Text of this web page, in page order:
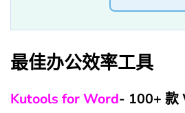
最佳办公效率工具
Kutools for Word- 100+ 款